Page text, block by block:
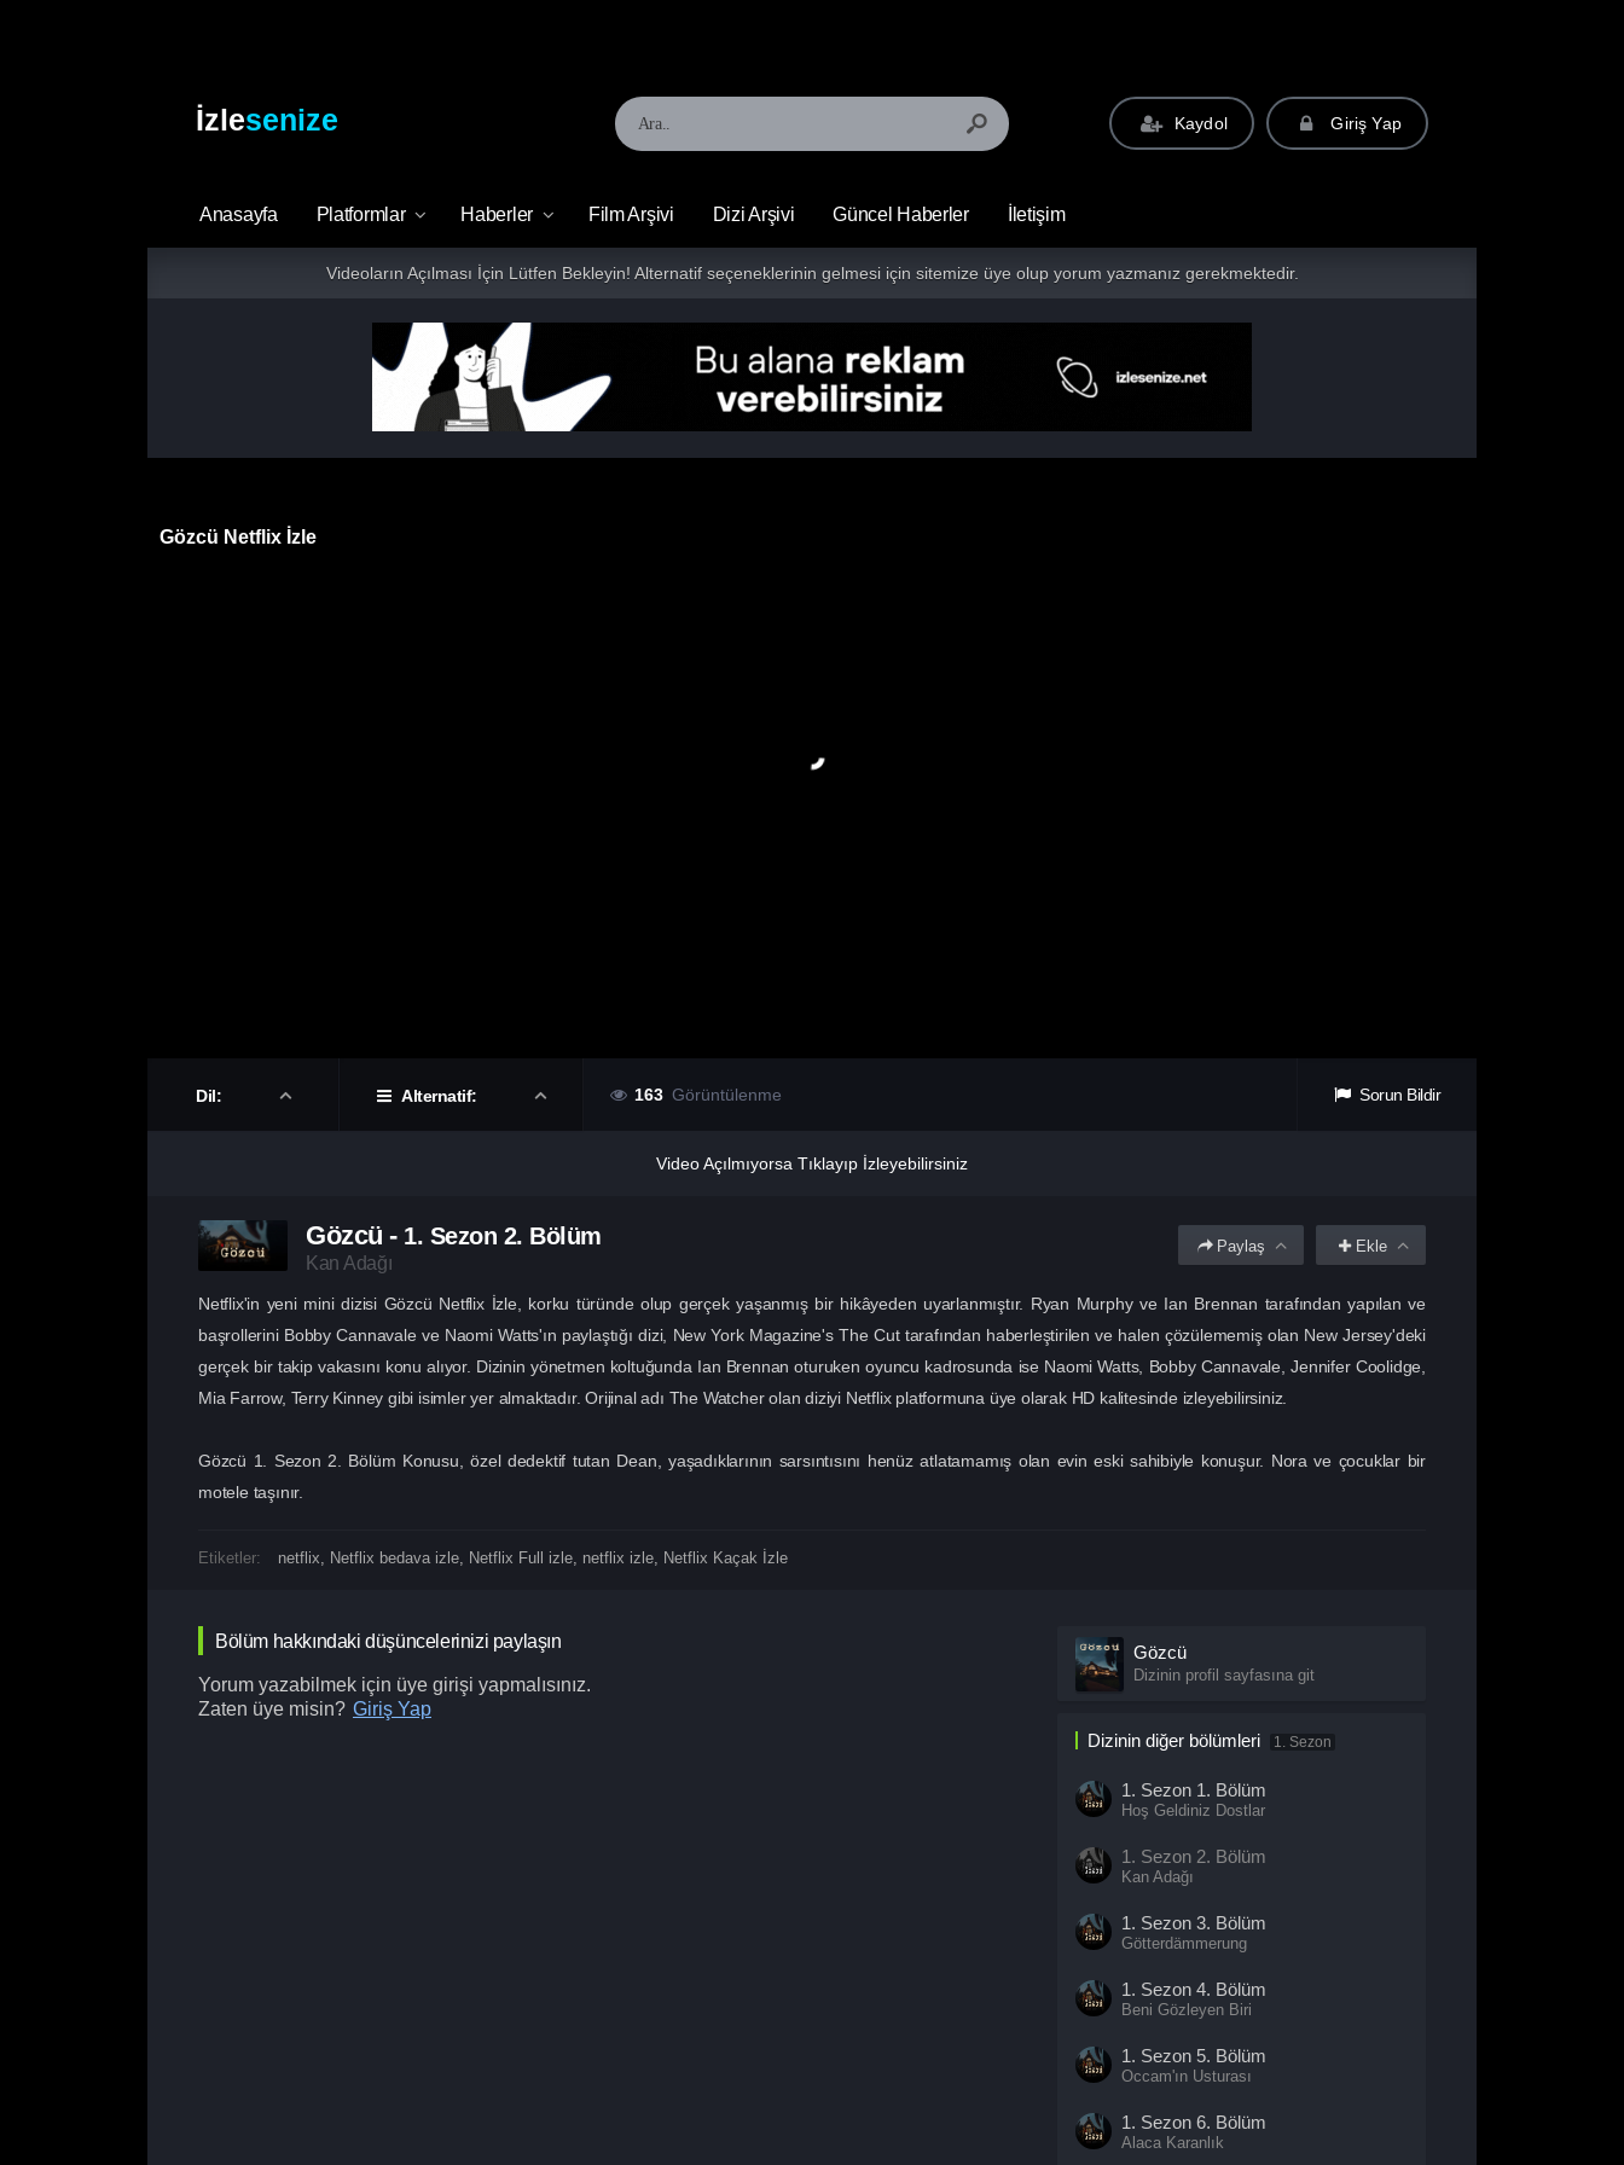
İzlesenize Kaydol Giriş Yap
Anasayfa Platformlar Haberler Film Arşivi Dizi Arşivi Güncel Haberler İletişim
Videoların Açılması İçin Lütfen Bekleyin! Alternatif seçeneklerinin gelmesi için sitemize üye olup yorum yazmanız gerekmektedir.
Gözcü Netflix İzle
Dil: Alternatif: 163 Görüntülenme Sorun Bildir
Video Açılmıyorsa Tıklayıp İzleyebilirsiniz
Gözcü - 1. Sezon 2. Bölüm
Kan Adağı
Ekle
Paylaş
Netflix'in yeni mini dizisi Gözcü Netflix İzle, korku türünde olup gerçek yaşanmış bir hikâyeden uyarlanmıştır. Ryan Murphy ve Ian Brennan tarafından yapılan ve
başrollerini Bobby Cannavale ve Naomi Watts'ın paylaştığı dizi, New York Magazine's The Cut tarafından haberleştirilen ve halen çözülememiş olan New Jersey'deki
gerçek bir takip vakasını konu alıyor. Dizinin yönetmen koltuğunda Ian Brennan oturuken oyuncu kadrosunda ise Naomi Watts, Bobby Cannavale, Jennifer Coolidge,
Mia Farrow, Terry Kinney gibi isimler yer almaktadır. Orijinal adı The Watcher olan diziyi Netflix platformuna üye olarak HD kalitesinde izleyebilirsiniz.
Gözcü 1. Sezon 2. Bölüm Konusu, özel dedektif tutan Dean, yaşadıklarının sarsıntısını henüz atlatamamış olan evin eski sahibiyle konuşur. Nora ve çocuklar bir
motele taşınır.
Etiketler: netflix Netflix bedava izle Netflix Full izle netflix izle Netflix Kaçak İzle
Bölüm hakkındaki düşüncelerinizi paylaşın
Yorum yazabilmek için üye girişi yapmalısınız.
Zaten üye misin? Giriş Yap
Gözcü
Dizinin profil sayfasına git
Dizinin diğer bölümleri 1. Sezon
1. Sezon 1. Bölüm
Hoş Geldiniz Dostlar
1. Sezon 2. Bölüm
Kan Adağı
1. Sezon 3. Bölüm
Götterdämmerung
1. Sezon 4. Bölüm
Beni Gözleyen Biri
1. Sezon 5. Bölüm
Occam'ın Usturası
1. Sezon 6. Bölüm
Alaca Karanlık